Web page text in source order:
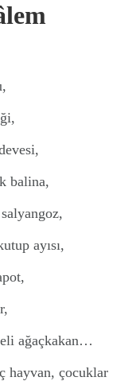
balina,
ayısı,
ağaçkakan…
hayvan, çocuklar